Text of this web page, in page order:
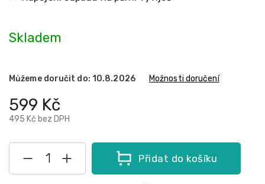
599 Kč
495 Kč bez DPH
Skladem
Můžeme doručit do: 10.8.2026 Možnosti doručení
Přidat do košíku